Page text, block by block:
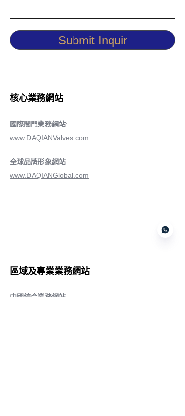
Submit Inquir
核心業務網站
國際閥門業務網站:
www.DAQIANValves.com
全球品牌形象網站:
www.DAQIANGlobal.com
區域及專業業務網站
中國綜合業務網站: